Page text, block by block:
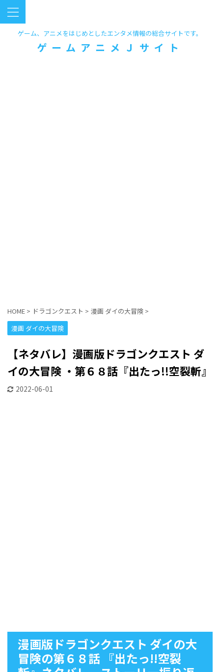
ゲーム、アニメをはじめとしたエンタメ情報の総合サイトです。
ゲームアニメＪサイト
HOME > ドラゴンクエスト > 漫画 ダイの大冒険 >
漫画 ダイの大冒険
【ネタバレ】漫画版ドラゴンクエスト ダ
イの大冒険 ・第６８話『出たっ!!空裂斬』
2022-06-01
漫画版ドラゴンクエスト ダイの大
冒険の第６８話 『出たっ!!空裂